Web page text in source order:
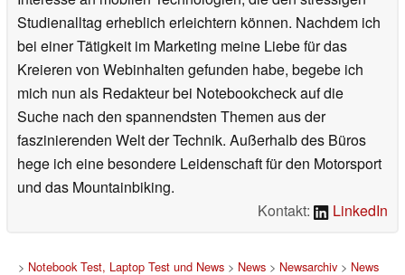
Studienalltag erheblich erleichtern können. Nachdem ich
bei einer Tätigkeit im Marketing meine Liebe für das
Kreieren von Webinhalten gefunden habe, begebe ich
mich nun als Redakteur bei Notebookcheck auf die
Suche nach den spannendsten Themen aus der
faszinierenden Welt der Technik. Außerhalb des Büros
hege ich eine besondere Leidenschaft für den Motorsport
und das Mountainbiking.
Kontakt:
LinkedIn
> Notebook Test, Laptop Test und News> News> Newsarchiv> News